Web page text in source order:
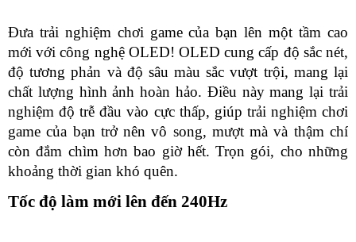
Đưa trải nghiệm chơi game của bạn lên một tầm cao
mới với công nghệ OLED! OLED cung cấp độ sắc nét,
độ tương phản và độ sâu màu sắc vượt trội, mang lại
chất lượng hình ảnh hoàn hảo. Điều này mang lại trải
nghiệm độ trễ đầu vào cực thấp, giúp trải nghiệm chơi
game của bạn trở nên vô song, mượt mà và thậm chí
còn đắm chìm hơn bao giờ hết. Trọn gói, cho những
khoảng thời gian khó quên.
Tốc độ làm mới lên đến 240Hz